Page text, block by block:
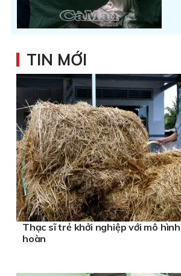
TIN MỚI
Thạc sĩ trẻ khởi nghiệp với mô
hoàn